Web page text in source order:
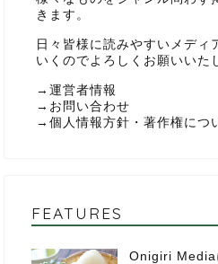
きます。
日々皆様に読みやすいメディ
いくのでよろしくお願いいた
→ 運営者情報
→ お問い合わせ
→ 個人情報方針・著作権につ
FEATURES
Onigiri Media